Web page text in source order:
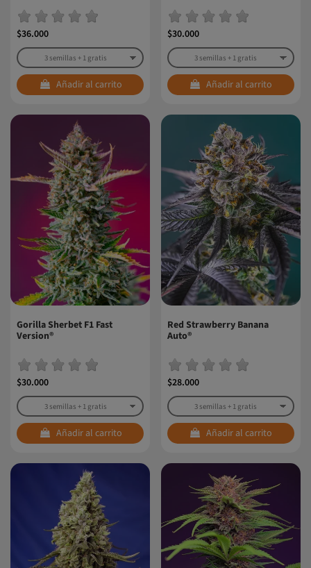
$36.000
Añadir al carrito
$30.000
Añadir al carrito
Gorilla Sherbet F1 Fast
Version®
$30.000
Añadir al carrito
Red Strawberry Banana
Auto®
$28.000
Añadir al carrito